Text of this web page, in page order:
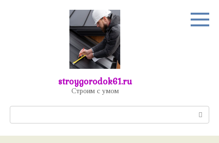
stroygorodok61.ru
Строим с умом